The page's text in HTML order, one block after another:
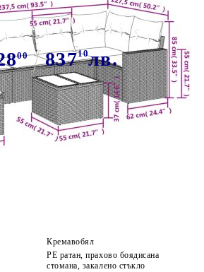
полиратан
00 83710лв.
В наличност: 30 бр.
за доставка: 5 до 9 дни
Кремавобял
PE ратан, прахово боядисана
стомана, закалено стъкло